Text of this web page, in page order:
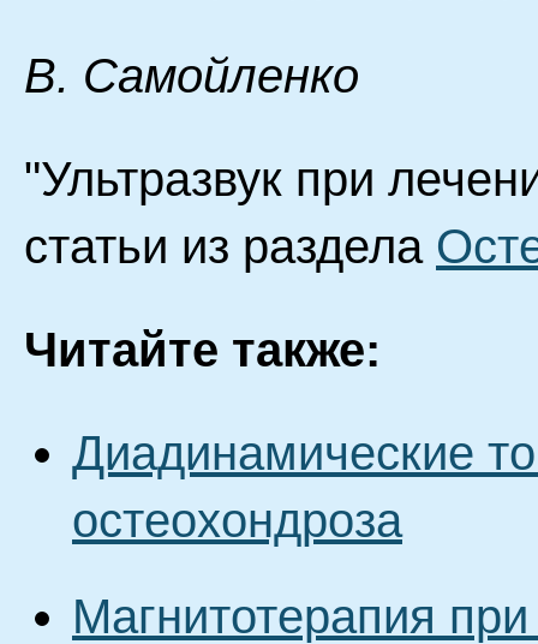
B. Самойленко
"Ультразвук при
статьи из раздела
Читайте также:
Диадинамические
остеохондроза
Магнитотерапия